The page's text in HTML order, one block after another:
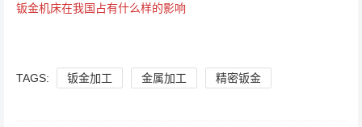
钣金机床在我国占有什么样的影响
TAGS: 钣金加工 金属加工 精密钣金